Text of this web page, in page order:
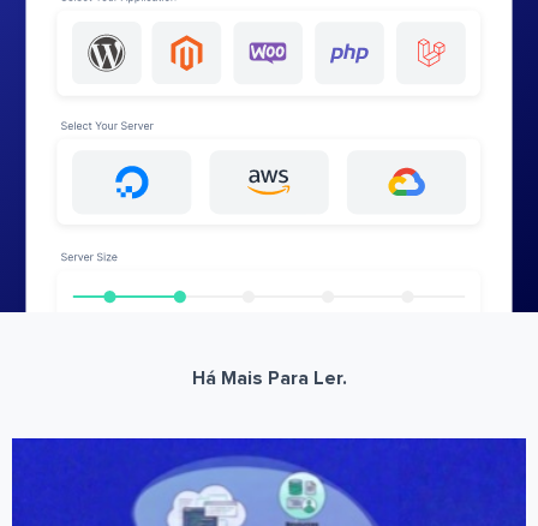
Há Mais Para Ler.